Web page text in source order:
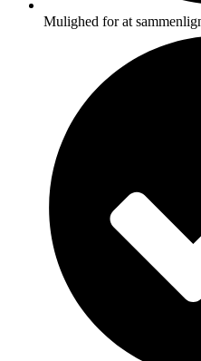
Mulighed for at